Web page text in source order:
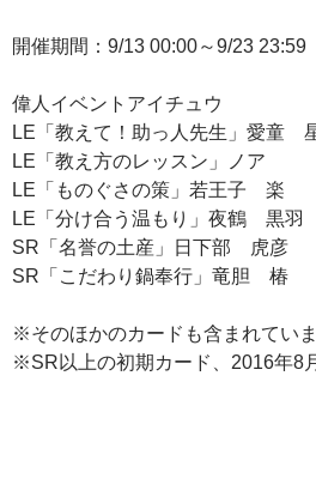
開催期間：9/13 00:00～9/23 23:59
偉人イベントアイチュウ
LE「教えて！助っ人先生」愛童
LE「教え方のレッスン」ノア
LE「ものぐさの策」若王子 楽
LE「分け合う温もり」夜鶴 黒羽
SR「名誉の土産」日下部 虎彦
SR「こだわり鍋奉行」竜胆 椿
※そのほかのカードも含まれてい
※SR以上の初期カード、2016年8